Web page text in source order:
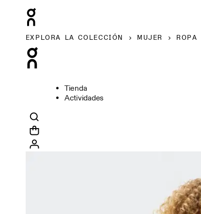
EXPLORA LA COLECCIÓN MUJER ROPA
Tienda
Actividades